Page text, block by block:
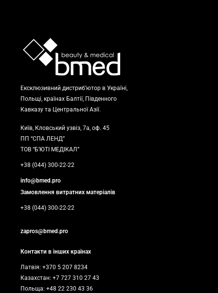
Ексклюзивний дистриб’ютор в Україні,
Польщі, країнах Балтії, Південного
Кавказу та Центральної Азії.
Київ, Кловський узвіз, 7а, оф. 45
ПП “СПА ЛЕНД”
ТОВ “Б’ЮТІ МЕДІКАЛ”
+38 (044) 300-22-22
info@bmed.pro
Замовлення витратних матеріалів
+38 (044) 300-22-22
zapros@bmed.pro
Контакти в інших країнах
Латвія: +370 5 207 8234
Казахстан: +7 727 310 27 43
Польща: +48 22 230 43 36